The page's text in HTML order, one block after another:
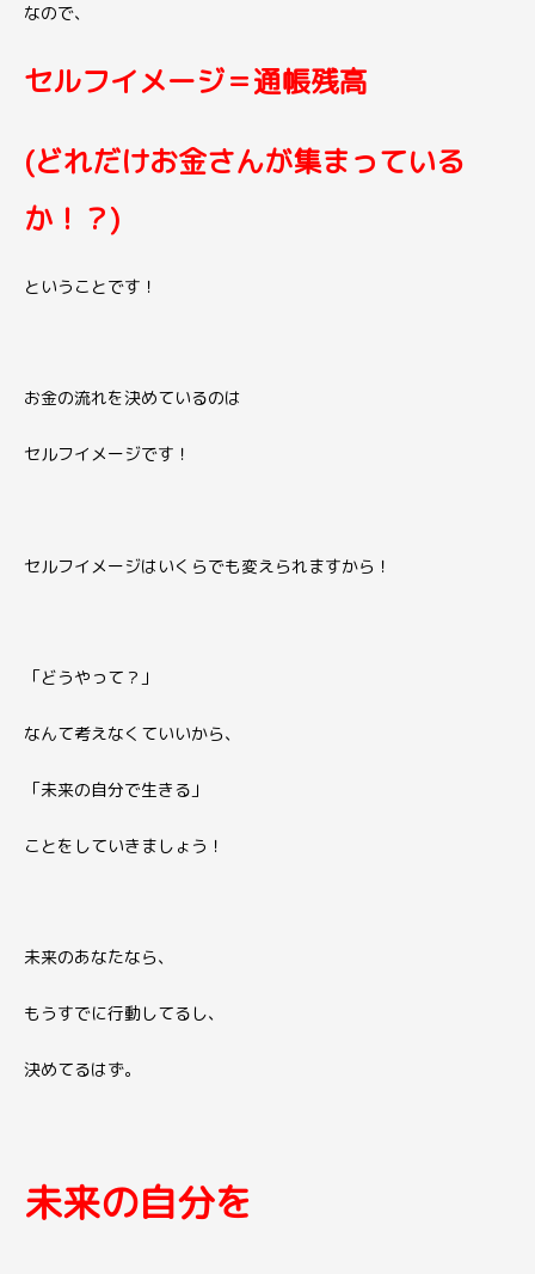
なので、
セルフイメージ＝通帳残高
(どれだけお金さんが集まっている
か！？)
ということです！
お金の流れを決めているのは
セルフイメージです！
セルフイメージはいくらでも変えられますから！
「どうやって？」
なんて考えなくていいから、
「未来の自分で生きる」
ことをしていきましょう！
未来のあなたなら、
もうすでに行動してるし、
決めてるはず。
未来の自分を